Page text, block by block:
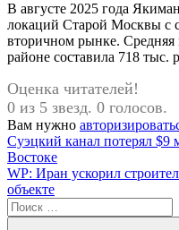
В августе 2025 года
локаций Старой Москвы с
вторичном рынке. Средняя
районе составила 718 тыс.
Оценка читателей!
0 из 5 звезд. 0 голосов.
Вам нужно
Навигация
по
записям
Предыдущая
запись:
Суэцкий канал потерял $9
Востоке
Следующая
запись:
WP: Иран ускорил
объекте
Поиск
для: